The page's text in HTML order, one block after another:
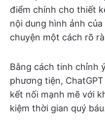
điểm chính cho thiết
nội dung hình ảnh
chuyện một cách rõ
Bằng cách tinh chỉnh
phương tiện,
kết nối mạnh mẽ với
kiệm thời gian quý